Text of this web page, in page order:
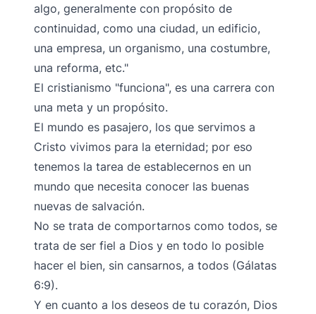
algo, generalmente con propósito de
continuidad, como una ciudad, un edificio,
una empresa, un organismo, una costumbre,
una reforma, etc."
El cristianismo "funciona", es una carrera con
una meta y un propósito.
El mundo es pasajero, los que servimos a
Cristo vivimos para la eternidad; por eso
tenemos la tarea de establecernos en un
mundo que necesita conocer las buenas
nuevas de salvación.
No se trata de comportarnos como todos, se
trata de ser fiel a Dios y en todo lo posible
hacer el bien, sin cansarnos, a todos (Gálatas
6:9).
Y en cuanto a los deseos de tu corazón, Dios